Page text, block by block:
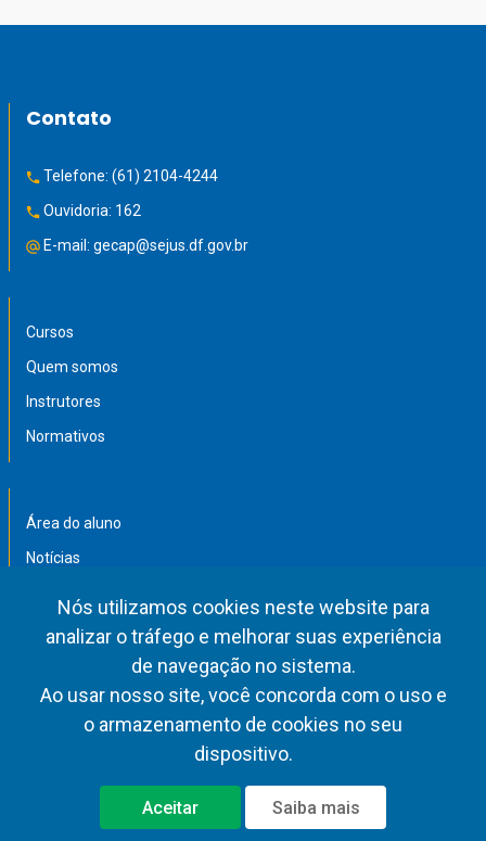
Contato
Telefone: (61) 2104-4244
Ouvidoria: 162
E-mail: gecap@sejus.df.gov.br
Cursos
Quem somos
Instrutores
Normativos
Área do aluno
Notícias
Afastamentos
Desenvolvido pelo Time da Subsecretaria de Gestão Estratégica,
Projetos e Tecnologia - SUGET
Nós utilizamos cookies neste website para
analizar o tráfego e melhorar suas experiência
de navegação no sistema.
Ao usar nosso site, você concorda com o uso e
o armazenamento de cookies no seu
dispositivo.
Aceitar Saiba mais